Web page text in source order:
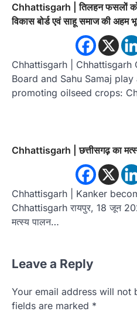
Chhattisgarh | तिलहन फसलों को
विकास बोर्ड एवं साहू समाज की अहम
Chhattisgarh | Chhattisgarh
Board and Sahu Samaj
promoting oilseed crops:
Chhattisgarh | छत्तीसगढ़ का
Chhattisgarh | Kanker
Chhattisgarh रायपुर, 18 जून
मत्स्य पालन…
Leave a Reply
Your email address will not
fields are marked *